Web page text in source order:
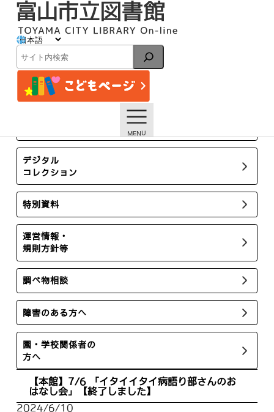
検
索
イベント
トップページ
イベント一覧
【本館】7/6 「イタイイタイ病語り部さんのおはなし会」
【終了しました】
デジタル
コレクション
特別資料
運営情報・
規則方針等
調べ物相談
障害のある方へ
園・学校関係者の
方へ
【本館】7/6 「イタイイタイ病語り部さんのお
はなし会」【終了しました】
2024/6/10